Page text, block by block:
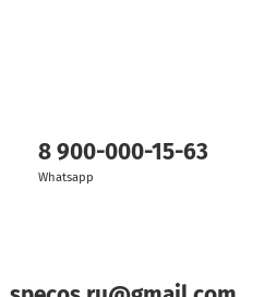
8 900-000-15-63
Whatsapp